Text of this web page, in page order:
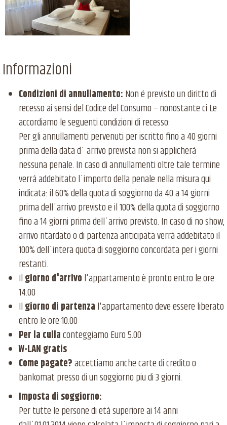
Informazioni
Condizioni di annullamento: Non é previsto un diritto di
recesso ai sensi del Codice del Consumo − nonostante ci Le
accordiamo le seguenti condizioni di recesso:
Per gli annullamenti pervenuti per iscritto fino a 40 giorni
prima della data d´ arrivo prevista non si applicherá
nessuna penale. In caso di annullamenti oltre tale termine
verrá addebitato l´importo della penale nella misura qui
indicata: il 60% della quota di soggiorno da 40 a 14 giorni
prima dell´arrivo previsto e il 100% della quota di soggiorno
fino a 14 giorni prima dell´arrivo previsto. In caso di no show,
arrivo ritardato o di partenza anticipata verrá addebitato il
100% dell´intera quota di soggiorno concordata per i giorni
restanti.
Il giorno d'arrivo l'appartamento è pronto entro le ore
14.00
Il giorno di partenza l'appartamentodeve essere liberato
entro le ore 10.00
Per la cullaconteggiamo Euro 5.00
W-LAN gratis
Come pagate?accettiamo anche carte di credito o
bankomat presso di un soggiorno piu di 3 giorni.
Imposta di soggiorno:
Per tutte le persone di etá superiore ai 14 anni